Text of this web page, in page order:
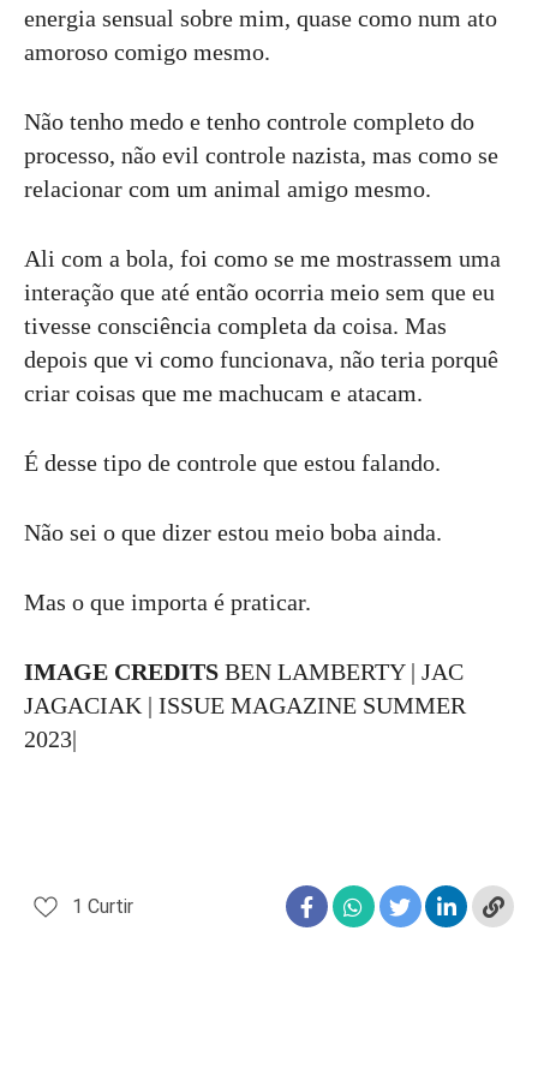
energia sensual sobre mim, quase como num ato
amoroso comigo mesmo.
Não tenho medo e tenho controle completo do
processo, não evil controle nazista, mas como se
relacionar com um animal amigo mesmo.
Ali com a bola, foi como se me mostrassem uma
interação que até então ocorria meio sem que eu
tivesse consciência completa da coisa. Mas
depois que vi como funcionava, não teria porquê
criar coisas que me machucam e atacam.
É desse tipo de controle que estou falando.
Não sei o que dizer estou meio boba ainda.
Mas o que importa é praticar.
IMAGE CREDITS BEN LAMBERTY | JAC
JAGACIAK | ISSUE MAGAZINE SUMMER
2023|
1 Curtir